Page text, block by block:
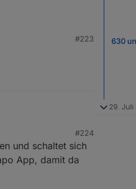
#223
#224
und schaltet sich
App, damit da
630
29. Juli